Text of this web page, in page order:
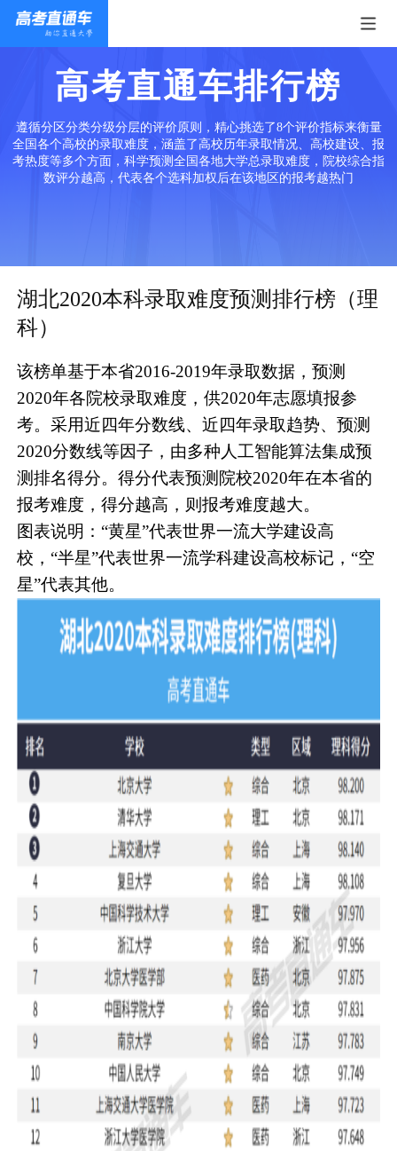
高考直通车排行榜
遵循分区分类分级分层的评价原则，精心挑选了8个评价指标来衡量
全国各个高校的录取难度，涵盖了高校历年录取情况、高校建设、报
考热度等多个方面，科学预测全国各地大学总录取难度，院校综合指
数评分越高，代表各个选科加权后在该地区的报考越热门
湖北2020本科录取难度预测排行榜（理
科）
该榜单基于本省2016-2019年录取数据，预测
2020年各院校录取难度，供2020年志愿填报参
考。采用近四年分数线、近四年录取趋势、预测
2020分数线等因子，由多种人工智能算法集成预
测排名得分。得分代表预测院校2020年在本省的
报考难度，得分越高，则报考难度越大。
图表说明：“黄星”代表世界一流大学建设高
校，“半星”代表世界一流学科建设高校标记，“空
星”代表其他。